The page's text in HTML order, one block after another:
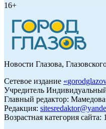
16+
Новости Глазова,
Сетевое издание «
Учредитель
Главный редактор:
Редакция:
Возрастная категория сайта: